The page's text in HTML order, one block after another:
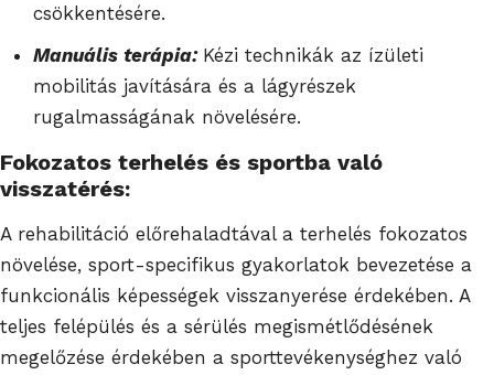
csökkentésére.
Manuális terápia: Kézi technikák az ízületi
mobilitás javítására és a lágyrészek
rugalmasságának növelésére.
Fokozatos terhelés és sportba való
visszatérés:
A rehabilitáció előrehaladtával a terhelés fokozatos
növelése, sport-specifikus gyakorlatok bevezetése a
funkcionális képességek visszanyerése érdekében. A
teljes felépülés és a sérülés megismétlődésének
megelőzése érdekében a sporttevékenységhez való